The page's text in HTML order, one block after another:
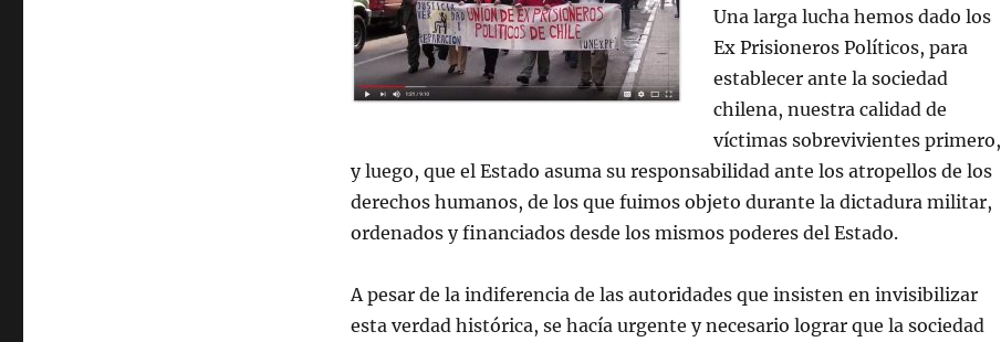
Una larga lucha hemos dado los
Ex Prisioneros Políticos, para
establecer ante la sociedad
chilena, nuestra calidad de
víctimas sobrevivientes primero,
y luego, que el Estado asuma su responsabilidad ante los atropellos de los
derechos humanos, de los que fuimos objeto durante la dictadura militar,
ordenados y financiados desde los mismos poderes del Estado.
A pesar de la indiferencia de las autoridades que insisten en invisibilizar
esta verdad histórica, se hacía urgente y necesario lograr que la sociedad